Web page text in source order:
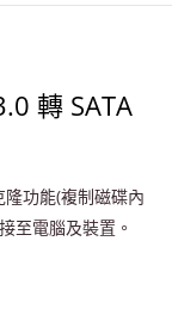
轉 SATA
功能(複制磁碟內
至電腦及裝置。